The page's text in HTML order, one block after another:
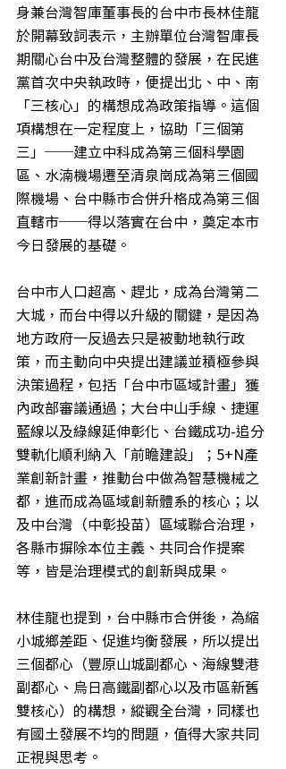
身兼台灣智庫董事長的台中市長林佳龍
於開幕致詞表示，主辦單位台灣智庫長
期關心台中及台灣整體的發展，在民進
黨首次中央執政時，便提出北、中、南
「三核心」的構想成為政策指導。這個
項構想在一定程度上，協助「三個第
三」──建立中科成為第三個科學園
區、水湳機場遷至清泉崗成為第三個國
際機場、台中縣市合併升格成為第三個
直轄市──得以落實在台中，奠定本市
今日發展的基礎。
台中市人口超高、趕北，成為台灣第二
大城，而台中得以升級的關鍵，是因為
地方政府一反過去只是被動地執行政
策，而主動向中央提出建議並積極參與
決策過程，包括「台中市區域計畫」獲
內政部審議通過；大台中山手線、捷運
藍線以及綠線延伸彰化、台鐵成功-追分
雙軌化順利納入「前瞻建設」；5+N產
業創新計畫，推動台中做為智慧機械之
都，進而成為區域創新體系的核心；以
及中台灣（中彰投苗）區域聯合治理，
各縣市摒除本位主義、共同合作提案
等，皆是治理模式的創新與成果。
林佳龍也提到，台中縣市合併後，為縮
小城鄉差距、促進均衡發展，所以提出
三個都心（豐原山城副都心、海線雙港
副都心、烏日高鐵副都心以及市區新舊
雙核心）的構想，縱觀全台灣，同樣也
有國土發展不均的問題，值得大家共同
正視與思考。